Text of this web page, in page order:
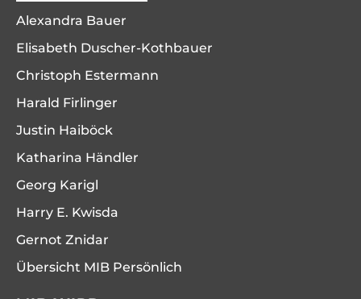
Alexandra Bauer
Elisabeth Duscher-Kothbauer
Christoph Estermann
Harald Firlinger
Justin Haiböck
Katharina Händler
Georg Karigl
Harry E. Kwisda
Gernot Znidar
Übersicht MIB Persönlich